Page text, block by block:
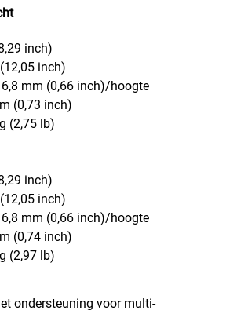
inch)
inch)
mm (0,66 inch)/hoogte
(0,73 inch)
(2,75 lb)
inch)
inch)
mm (0,66 inch)/hoogte
(0,74 inch)
(2,97 lb)
ondersteuning voor multi-